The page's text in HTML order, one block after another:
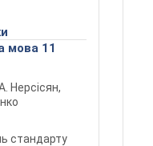
мова 11
Нерсісян,
стандарту